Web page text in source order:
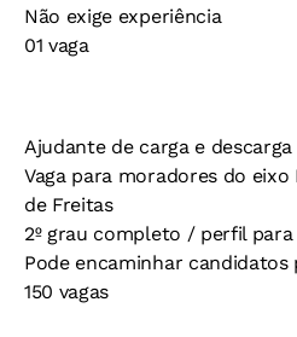
Não exige experiência
01 vaga
Ajudante de carga e
Vaga para moradores do
de Freitas
2º grau completo / perfil
Pode encaminhar candidatos
150 vagas